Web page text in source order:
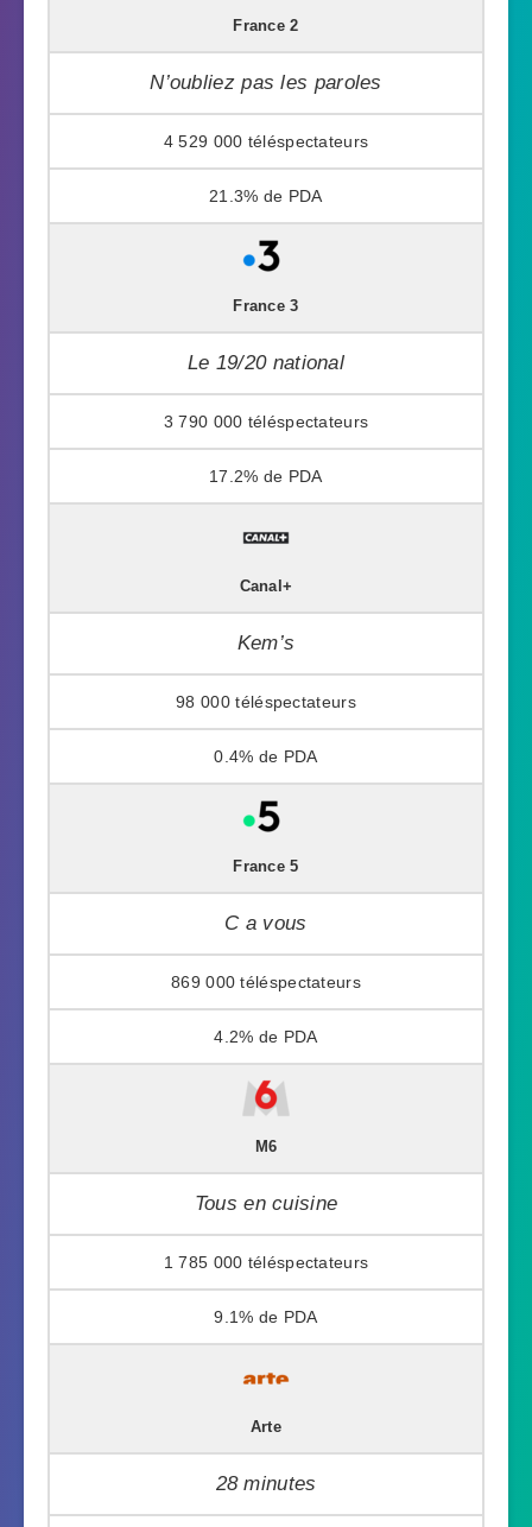
France 2
N’oubliez pas les paroles
4 529 000
21.3%
France 3
Le 19/20 national
3 790 000
17.2%
Canal+
Kem’s
98 000
0.4%
France 5
C a vous
869 000
4.2%
M6
Tous en cuisine
1 785 000
9.1%
Arte
28 minutes